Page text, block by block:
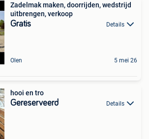
Zadelmak maken, doorrijden, wedstrijd
uitbrengen, verkoop
Gratis Details
Olen 5 mei 26
hooi en tro
Gereserveerd Details